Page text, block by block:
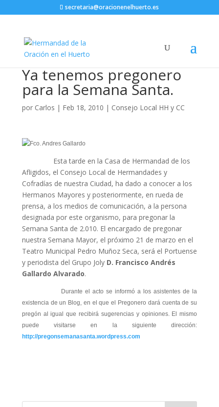
secretaria@oracionenelhuerto.es
Ya tenemos pregonero
para la Semana Santa.
por Carlos | Feb 18, 2010 | Consejo Local HH y CC
Esta tarde en la Casa de Hermandad de los
Afligidos, el Consejo Local de Hermandades y
Cofradías de nuestra Ciudad, ha dado a conocer a los
Hermanos Mayores y posteriormente, en rueda de
prensa, a los medios de comunicación, a la persona
designada por este organismo, para pregonar la
Semana Santa de 2.010. El encargado de pregonar
nuestra Semana Mayor, el próximo 21 de marzo en el
Teatro Municipal Pedro Muñoz Seca, será el Portuense
y periodista del Grupo Joly D. Francisco Andrés
Gallardo Alvarado.
Durante el acto se informó a los asistentes de la
existencia de un Blog, en el que el Pregonero dará cuenta de su
pregón al igual que recibirá sugerencias y opiniones. El mismo
puede visitarse en la siguiente dirección:
http://pregonsemanasanta.wordpress.com